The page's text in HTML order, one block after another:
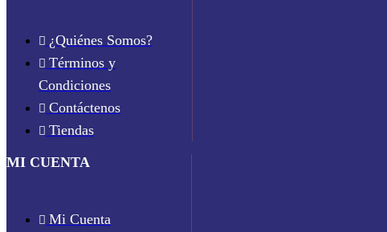
¿Quiénes Somos?
Términos y
Condiciones
Contáctenos
Tiendas
MI CUENTA
Mi Cuenta